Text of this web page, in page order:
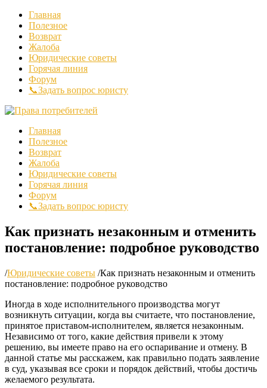
Главная
Полезное
Возврат
Жалоба
Юридические советы
Горячая линия
Форум
📞Задать вопрос юристу
Главная
Полезное
Возврат
Жалоба
Юридические советы
Горячая линия
Форум
📞Задать вопрос юристу
Как признать незаконным и отменить
постановление: подробное руководство
/Юридические советы /Как признать незаконным и отменить
постановление: подробное руководство
Иногда в ходе исполнительного производства могут
возникнуть ситуации, когда вы считаете, что постановление,
принятое приставом-исполнителем, является незаконным.
Независимо от того, какие действия привели к этому
решению, вы имеете право на его оспаривание и отмену. В
данной статье мы расскажем, как правильно подать заявление
в суд, указывая все сроки и порядок действий, чтобы достичь
желаемого результата.